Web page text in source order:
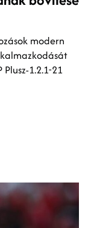
modern
1.2.1-21